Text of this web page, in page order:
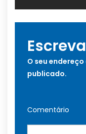
O seu
publicado.
Comentário